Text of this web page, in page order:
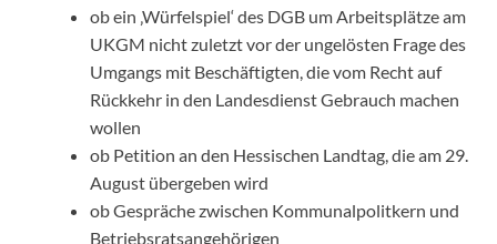
ob ein ‚Würfelspiel‘ des DGB um Arbeitsplätze am
UKGM nicht zuletzt vor der ungelösten Frage des
Umgangs mit Beschäftigten, die vom Recht auf
Rückkehr in den Landesdienst Gebrauch machen
wollen
ob Petition an den Hessischen Landtag, die am 29.
August übergeben wird
ob Gespräche zwischen Kommunalpolitkern und
Betriebsratsangehörigen